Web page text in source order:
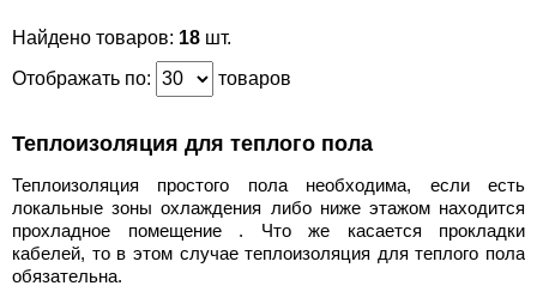
Найдено товаров: 18 шт.
Отображать по:
товаров
Теплоизоляция для теплого пола
Теплоизоляция простого пола необходима, если есть
локальные зоны охлаждения либо ниже этажом находится
прохладное помещение . Что же касается прокладки
кабелей, то в этом случае теплоизоляция для теплого пола
обязательна.